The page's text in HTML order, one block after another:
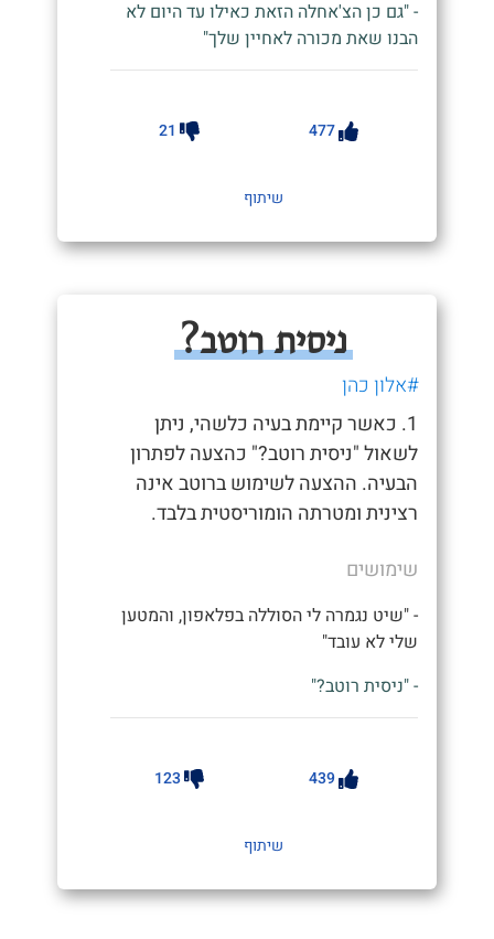
- "גם כן הצ'אחלה הזאת כאילו עד היום לא
הבנו שאת מכורה לאחיין שלך"
477
21
שיתוף
ניסית רוטב?
#אלון כהן
1. כאשר קיימת בעיה כלשהי, ניתן
לשאול "ניסית רוטב?" כהצעה לפתרון
הבעיה. ההצעה לשימוש ברוטב אינה
רצינית ומטרתה הומוריסטית בלבד.
שימושים
- "שיט נגמרה לי הסוללה בפלאפון, והמטען
שלי לא עובד"
- "ניסית רוטב?"
439
123
שיתוף